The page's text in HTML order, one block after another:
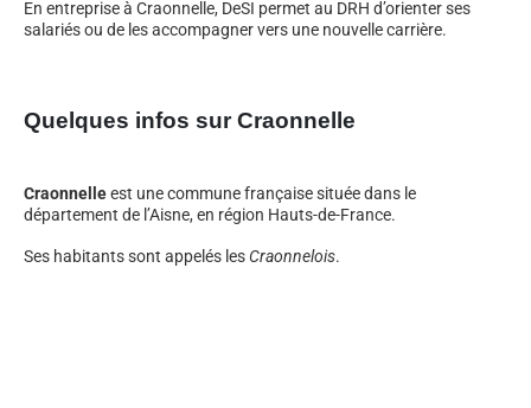
En entreprise à Craonnelle, DeSI permet au DRH d’orienter ses
salariés ou de les accompagner vers une nouvelle carrière.
Quelques infos sur Craonnelle
Craonnelleest une commune française située dans le
département de l’Aisne, en région Hauts-de-France.
Ses habitants sont appelés lesCraonnelois.